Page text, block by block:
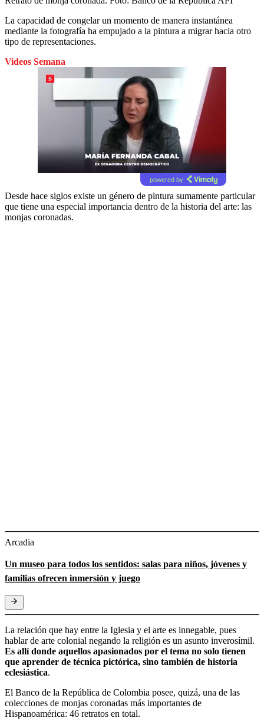
La capacidad de congelar un momento de manera instantánea
mediante la fotografía ha empujado a la pintura a migrar hacia otro
tipo de representaciones.
Videos Semana
powered by
Desde hace siglos existe un género de pintura sumamente particular
que tiene una especial importancia dentro de la historia del arte: las
monjas coronadas.
Arcadia
Un museo para todos los sentidos: salas para niños, jóvenes y
familias ofrecen inmersión y juego
La relación que hay entre la Iglesia y el arte es innegable, pues
hablar de arte colonial negando la religión es un asunto inverosímil.
Es allí donde aquellos apasionados por el tema no solo tienen
que aprender de técnica pictórica, sino también de historia
eclesiástica.
El Banco de la República de Colombia posee, quizá, una de las
colecciones de monjas coronadas más importantes de
Hispanoamérica: 46 retratos en total.